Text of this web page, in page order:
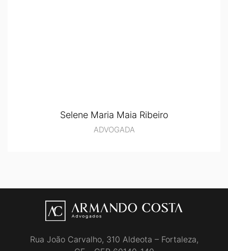
Selene Maria Maia Ribeiro
ADVOGADA
Rua João Carvalho, 310 Aldeota – Fortaleza,